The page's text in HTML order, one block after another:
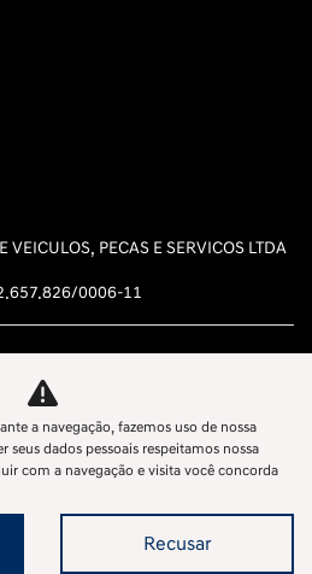
VEICULOS, PECAS E SERVICOS LTDA
0006-11
maior é a
a navegação, fazemos uso de nossa
seus dados pessoais respeitamos nossa
com a navegação e visita você concorda
Recusar